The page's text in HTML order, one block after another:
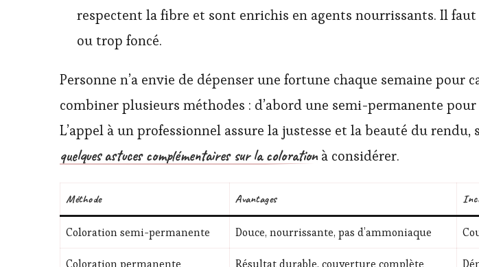
respectent la fibre et sont enrichis en agents nourrissants. Il
ou trop foncé.
Personne n’a envie de dépenser une fortune chaque semaine pour
combiner plusieurs méthodes : d’abord une semi-permanente
L’appel à un professionnel assure la justesse et la beauté du
quelques astuces complémentaires sur la colorationà considérer.
Méthode Avantages
Coloration semi-permanente Douce, nourrissante, pas d’ammoniaque
Coloration permanente Résultat durable, couverture complète